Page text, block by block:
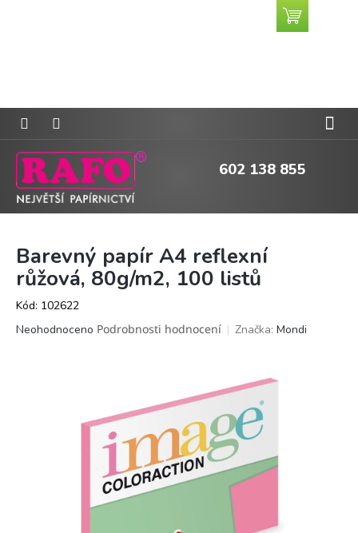
602 138 855
Nákupní
košík
Barevný papír A4 reflexní
růžová, 80g/m2, 100 listů
Kód: 102622
Průměrné
Neohodnoceno Podrobnosti hodnocení Značka: Mondi